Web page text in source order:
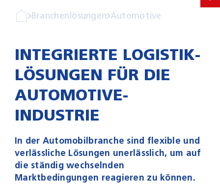
Branchenlösungen Automotive
INTEGRIERTE LOGISTIK­
LÖSUNGEN FÜR DIE
AUTOMOTIVE-
INDUSTRIE
In der Automobilbranche sind flexible und
verlässliche Lösungen unerlässlich, um auf
die ständig wechselnden
Marktbedingungen reagieren zu können.